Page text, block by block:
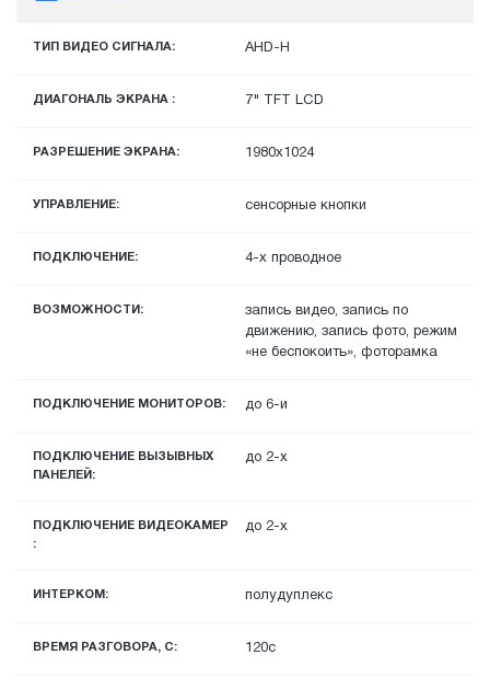
ТИП ВИДЕО СИГНАЛА: AHD-H
ДИАГОНАЛЬ ЭКРАНА : 7" TFT LCD
РАЗРЕШЕНИЕ ЭКРАНА: 1980x1024
УПРАВЛЕНИЕ: сенсорные кнопки
ПОДКЛЮЧЕНИЕ: 4-х проводное
ВОЗМОЖНОСТИ:
запись видео, запись по
движению, запись фото, режим
«не беспокоить», фоторамка
ПОДКЛЮЧЕНИЕ МОНИТОРОВ: до 6-и
ПОДКЛЮЧЕНИЕ ВЫЗЫВНЫХ
ПАНЕЛЕЙ:
до 2-х
ПОДКЛЮЧЕНИЕ ВИДЕОКАМЕР
:
до 2-х
ИНТЕРКОМ: полудуплекс
ВРЕМЯ РАЗГОВОРА, С: 120с